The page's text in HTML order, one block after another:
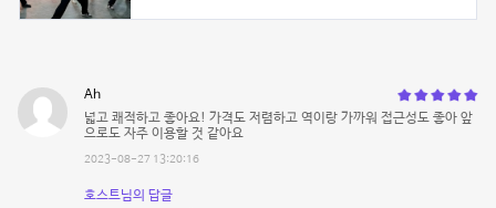
Ah
넓고 쾌적하고 좋아요! 가격도 저렴하고 역이랑 가까워 접근성도 좋아 앞
으로도 자주 이용할 것 같아요
2023-08-27 13:20:16
호스트님의 답글